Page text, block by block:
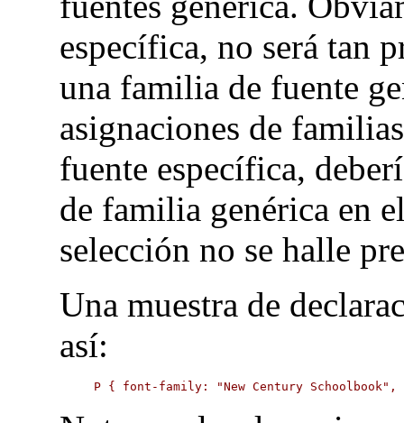
específica, no será tan
una familia de fuente
asignaciones de
fuente específica,
de familia genérica en
selección no se halle
Una muestra de
así:
P { font-family: "New Century